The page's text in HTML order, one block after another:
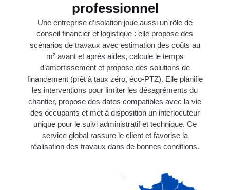
professionnel
Une entreprise d’isolation joue aussi un rôle de
conseil financier et logistique : elle propose des
scénarios de travaux avec estimation des coûts au
m² avant et après aides, calcule le temps
d’amortissement et propose des solutions de
financement (prêt à taux zéro, éco-PTZ). Elle planifie
les interventions pour limiter les désagréments du
chantier, propose des dates compatibles avec la vie
des occupants et met à disposition un interlocuteur
unique pour le suivi administratif et technique. Ce
service global rassure le client et favorise la
réalisation des travaux dans de bonnes conditions.